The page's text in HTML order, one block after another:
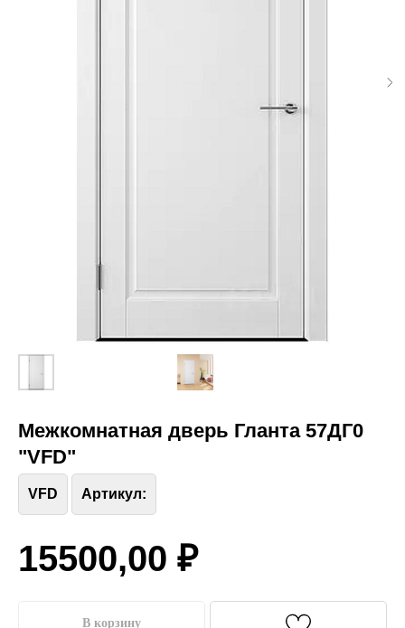
Межкомнатная дверь Гланта 57ДГ0
"VFD"
VFD Артикул:
15500,00 ₽
В корзину